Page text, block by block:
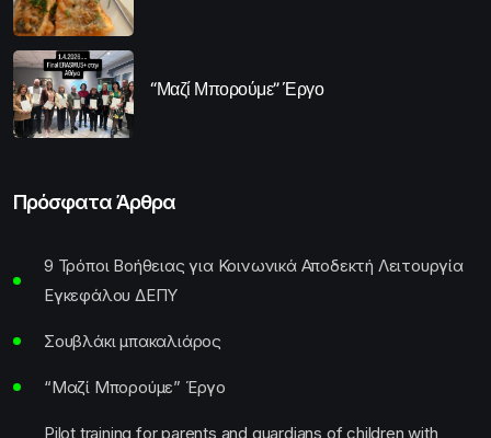
“Μαζί Μπορούμε” Έργο
Πρόσφατα Άρθρα
9 Τρόποι Βοήθειας για Κοινωνικά Αποδεκτή Λειτουργία
Εγκεφάλου ΔΕΠΥ
Σουβλάκι μπακαλιάρος
“Μαζί Μπορούμε” Έργο
Pilot training for parents and guardians of children with